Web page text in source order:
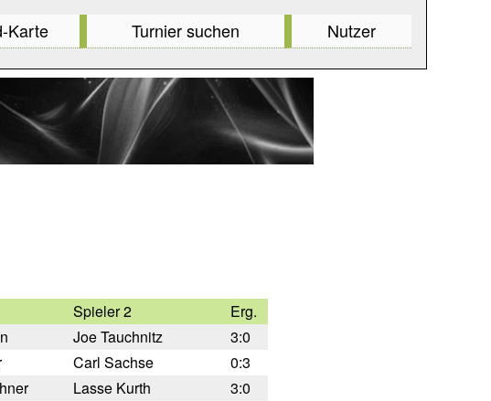
Karte Turnier suchen Nutzer
Spieler 2
Erg.
Joe Tauchnitz
3:0
Carl Sachse
0:3
Lasse Kurth
3:0